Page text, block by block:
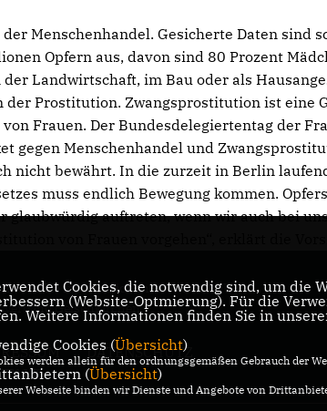
Menschenhandel. Gesicherte Daten sind
Opfern aus, davon sind 80 Prozent
Landwirtschaft, im Bau oder als
der Prostitution. Zwangsprostitution ist eine
Frauen. Der Bundesdelegiertentag der
gegen Menschenhandel und
nicht bewährt. In die zurzeit in Berlin
muss endlich Bewegung kommen.
auftreten, wenn wir auch bei
Sie Informationen über den CDU
Gelsenkirchen
DATENSCHUTZ
Cookies, die notwendig sind, um
(Website-Optmierung). Für die
Weitere Informationen finden Sie in
Cookies (Übersicht)
werden allein für den ordnungsgemäßen Gebrauch der
(Übersicht)
Webseite binden wir Dienste und Angebote von